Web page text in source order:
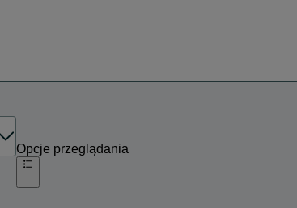
Opcje przeglądania